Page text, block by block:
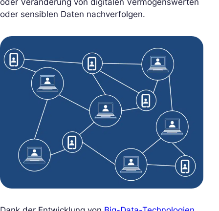
oder Veränderung von digitalen Vermögenswerten
oder sensiblen Daten nachverfolgen.